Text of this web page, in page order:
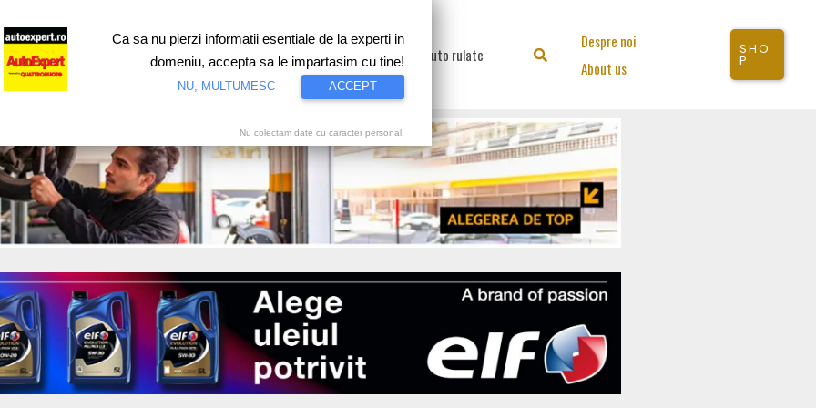
Test drive Motorsport Proiecte speciale Video Auto rulate Search
Despre noi
About us
SHO
P
Ca sa nu pierzi informatii esentiale de la experti in
domeniu, accepta sa le impartasim cu tine!
NU, MULTUMESC ACCEPT
Nu colectam date cu caracter personal.